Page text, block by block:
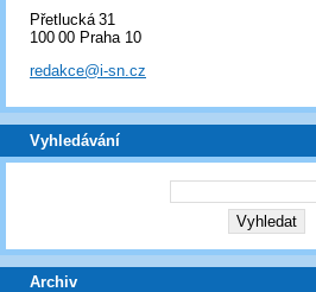
Přetlucká 31
100 00 Praha 10
redakce@i-sn.cz
Vyhledávání
Archiv